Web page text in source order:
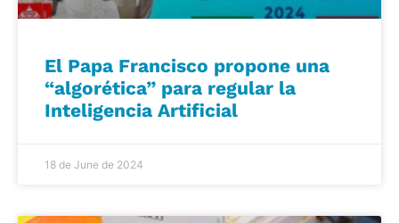
El Papa Francisco propone una
“algorética” para regular la
Inteligencia Artificial
18 de June de 2024